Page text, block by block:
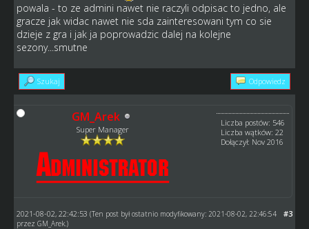
powala - to ze admini nawet nie raczyli odpisac to jedno, ale
gracze jak widac nawet nie sda zainteresowani tym co sie
dzieje z gra i jak ja poprowadzic dalej na kolejne
sezony...smutne
Szukaj Odpowiedz
GM_Arek
Super Manager
Liczba postów: 546
Liczba wątków: 22
Dołączył: Nov 2016
#3
2021-08-02, 22:42:53 (Ten post był ostatnio modyfikowany: 2021-08-02, 22:46:54
przez GM_Arek.)